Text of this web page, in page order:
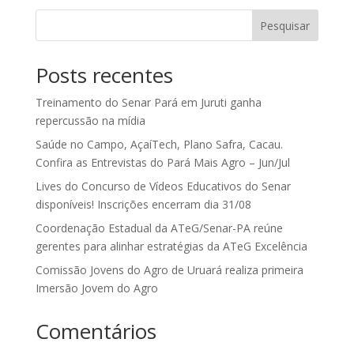
Pesquisar
Posts recentes
Treinamento do Senar Pará em Juruti ganha
repercussão na mídia
Saúde no Campo, AçaíTech, Plano Safra, Cacau.
Confira as Entrevistas do Pará Mais Agro – Jun/Jul
Lives do Concurso de Vídeos Educativos do Senar
disponíveis! Inscrições encerram dia 31/08
Coordenação Estadual da ATeG/Senar-PA reúne
gerentes para alinhar estratégias da ATeG Excelência
Comissão Jovens do Agro de Uruará realiza primeira
Imersão Jovem do Agro
Comentários